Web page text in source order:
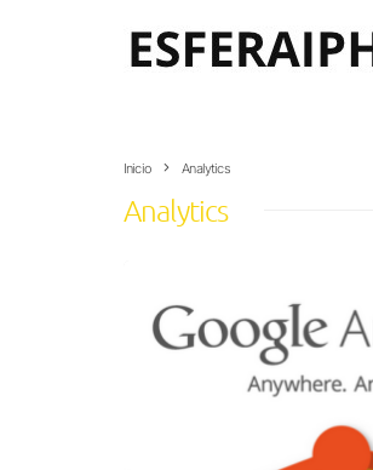
Inicio Analytics
Analytics